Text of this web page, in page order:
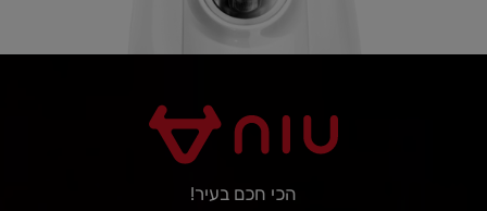
הכי חכם בעיר!